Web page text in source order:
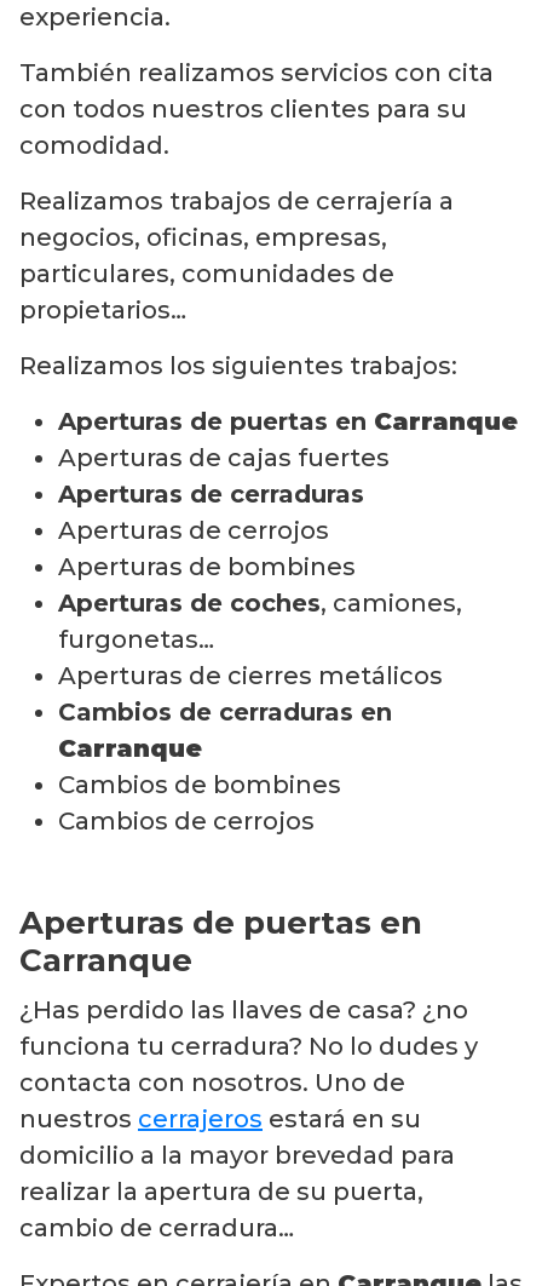
experiencia.
También realizamos servicios con cita
con todos nuestros clientes para su
comodidad.
Realizamos trabajos de cerrajería a
negocios, oficinas, empresas,
particulares, comunidades de
propietarios…
Realizamos los siguientes trabajos:
Aperturas de puertas en Carranque
Aperturas de cajas fuertes
Aperturas de cerraduras
Aperturas de cerrojos
Aperturas de bombines
Aperturas de coches, camiones,
furgonetas…
Aperturas de cierres metálicos
Cambios de cerraduras en
Carranque
Cambios de bombines
Cambios de cerrojos
Aperturas de puertas en
Carranque
¿Has perdido las llaves de casa? ¿no
funciona tu cerradura? No lo dudes y
contacta con nosotros. Uno de
nuestros cerrajeros estará en su
domicilio a la mayor brevedad para
realizar la apertura de su puerta,
cambio de cerradura…